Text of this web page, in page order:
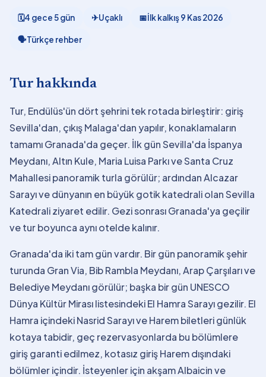
🗓4 gece 5 gün ✈Uçaklı 📅İlk kalkış9 Kas 2026
🗣Türkçe rehber
Tur hakkında
Tur, Endülüs'ün dört şehrini tek rotada birleştirir: giriş
Sevilla'dan, çıkış Malaga'dan yapılır, konaklamaların
tamamı Granada'da geçer. İlk gün Sevilla'da İspanya
Meydanı, Altın Kule, Maria Luisa Parkı ve Santa Cruz
Mahallesi panoramik turla görülür; ardından Alcazar
Sarayı ve dünyanın en büyük gotik katedrali olan Sevilla
Katedrali ziyaret edilir. Gezi sonrası Granada'ya geçilir
ve tur boyunca aynı otelde kalınır.
Granada'da iki tam gün vardır. Bir gün panoramik şehir
turunda Gran Via, Bib Rambla Meydanı, Arap Çarşıları ve
Belediye Meydanı görülür; başka bir gün UNESCO
Dünya Kültür Mirası listesindeki El Hamra Sarayı gezilir. El
Hamra içindeki Nasrid Sarayı ve Harem biletleri günlük
kotaya tabidir, geç rezervasyonlarda bu bölümlere
giriş garanti edilmez, kotasız giriş Harem dışındaki
bölümler içindir. İsteyenler için akşam Albaicin ve